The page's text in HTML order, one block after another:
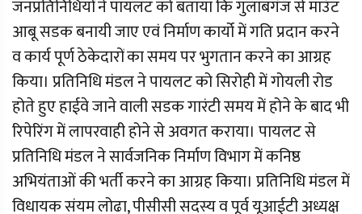
जनप्रतिनिधियों ने पायलट को बताया कि गुलाबगंज से माउंट
आबू सडक बनायी जाए एवं निर्माण कार्यो में गति प्रदान करने
व कार्य पूर्ण ठेकेदारों का समय पर भुगतान करने का आग्रह
किया। प्रतिनिधि मंडल ने पायलट को सिरोही में गोयली रोड
होते हुए हाईवे जाने वाली सडक गारंटी समय में होने के बाद भी
रिपेरिंग में लापरवाही होने से अवगत कराया। पायलट से
प्रतिनिधि मंडल ने सार्वजनिक निर्माण विभाग में कनिष्ठ
अभियंताओं की भर्ती करने का आग्रह किया। प्रतिनिधि मंडल में
विधायक संयम लोढा, पीसीसी सदस्य व पूर्व यूआईटी अध्यक्ष